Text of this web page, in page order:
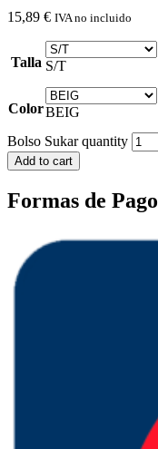
15,89 € IVA no incluido
Talla S/T
ColorBEIG
Bolso Sukar quantity
Add to cart
Formas de Pago